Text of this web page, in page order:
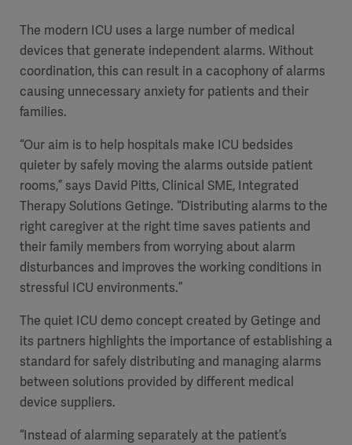
The modern ICU uses a large number of medical
devices that generate independent alarms. Without
coordination, this can result in a cacophony of alarms
causing unnecessary anxiety for patients and their
families.
“Our aim is to help hospitals make ICU bedsides
quieter by safely moving the alarms outside patient
rooms,” says David Pitts, Clinical SME, Integrated
Therapy Solutions Getinge. “Distributing alarms to the
right caregiver at the right time saves patients and
their family members from worrying about alarm
disturbances and improves the working conditions in
stressful ICU environments.”
The quiet ICU demo concept created by Getinge and
its partners highlights the importance of establishing a
standard for safely distributing and managing alarms
between solutions provided by different medical
device suppliers.
“Instead of alarming separately at the patient’s